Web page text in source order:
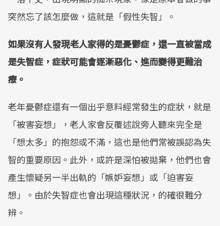
突然忘了該怎麼做，這就是「假性失智」。
如果沒有人發現老人家得的是憂鬱症，還一直被當成
是失智症，症狀可能會逐漸惡化、進而變得更難治
療。
老年憂鬱症還有一個出乎意料經常發生的症狀，就是
「被害妄想」，老人家會反覆述說旁人聽來完全是
「想太多」的抱怨或不滿，這也是他們常被誤認為失
智的重要原因。此外，或許是深怕被拋棄，他們也會
產生懷疑另一半出軌的「嫉妒妄想」或「迫害妄
想」。由於失智症也會出現這種狀況，的確很難分
辨。